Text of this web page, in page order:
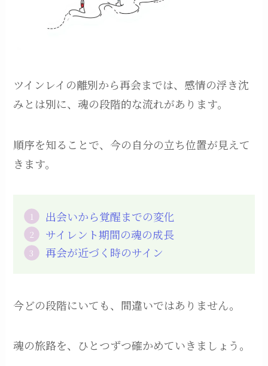
ツインレイの離別から再会までは、感情の浮き沈
みとは別に、魂の段階的な流れがあります。
順序を知ることで、今の自分の立ち位置が見えて
きます。
出会いから覚醒までの変化
サイレント期間の魂の成長
再会が近づく時のサイン
今どの段階にいても、間違いではありません。
魂の旅路を、ひとつずつ確かめていきましょう。